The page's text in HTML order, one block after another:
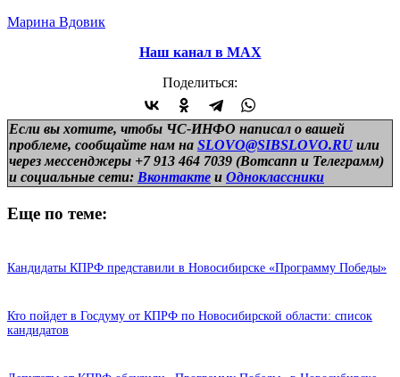
Марина Вдовик
Наш канал в МАХ
Поделиться:
Если вы хотите, чтобы ЧС-ИНФО написал о вашей
проблеме, сообщайте нам на SLOVO@SIBSLOVO.RU или
через мессенджеры +7 913 464 7039 (Вотсапп и Телеграмм)
и социальные сети: Вконтакте и Одноклассники
Еще по теме:
Кандидаты КПРФ представили в Новосибирске «Программу Победы»
Кто пойдет в Госдуму от КПРФ по Новосибирской области: список
кандидатов